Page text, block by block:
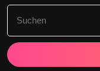
for: